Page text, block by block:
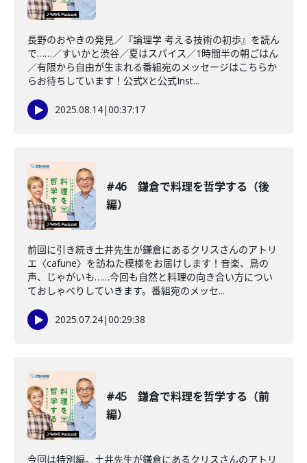
長野のおやきの発見／『論理学 考える技術の初歩』を読ん
で……／すいかと渋谷／夏はスパイス／1時間半の朝ごはん
／有限から自由が生まれる番組宛のメッセージはこちらか
らお待ちしています！公式Xと公式Inst...
2025.08.14|00:37:17
#46 鎌倉で料理を哲学する（後
編）
前回に引き続き土井先生が鎌倉にあるクリスさんのアトリ
エ〈cafune〉を訪ねた模様をお届けします！音楽、鳥の
声、じゃがいも……今回も自然と料理の向き合い方につい
ておしゃべりしていきます。番組宛のメッセ...
2025.07.24|00:29:38
#45 鎌倉で料理を哲学する（前
編）
今回は特別編。土井先生が鎌倉にあるクリスさんのアトリ